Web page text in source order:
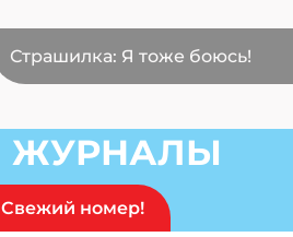
Страшилка: Я тоже боюсь!
ЖУРНАЛЫ
Свежий номер!